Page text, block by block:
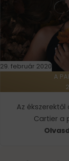
29. február 2020
A
Az
Cartier a